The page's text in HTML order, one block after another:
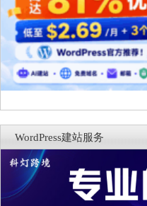
WordPress建站服务